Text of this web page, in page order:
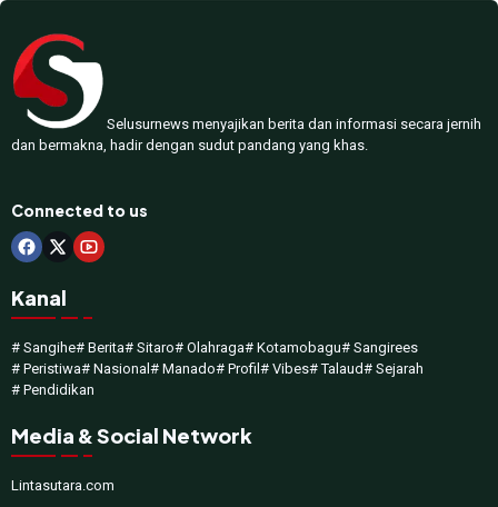
Selusurnews menyajikan berita dan informasi secara jernih
dan bermakna, hadir dengan sudut pandang yang khas.
Connected to us
Kanal
# Sangihe# Berita# Sitaro# Olahraga# Kotamobagu# Sangirees
# Peristiwa# Nasional # Manado# Profil # Vibes# Talaud# Sejarah
# Pendidikan
Media & Social Network
Lintasutara.com